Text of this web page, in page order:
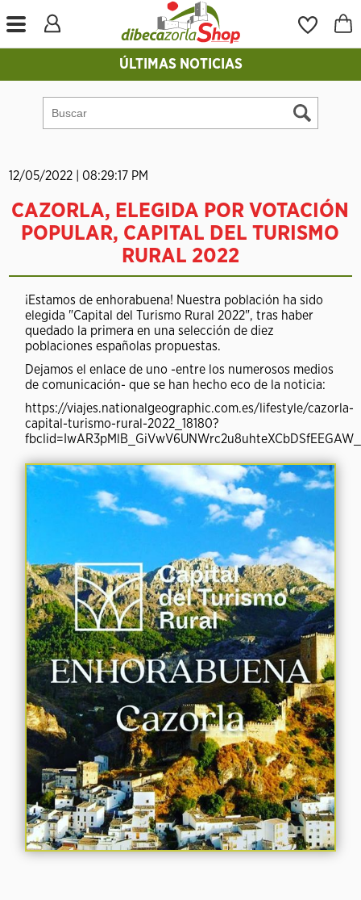
ÚLTIMAS NOTICIAS
12/05/2022 | 08:29:17 PM
CAZORLA, ELEGIDA POR VOTACIÓN
POPULAR, CAPITAL DEL TURISMO
RURAL 2022
¡Estamos de enhorabuena! Nuestra población ha sido
elegida "Capital del Turismo Rural 2022", tras haber
quedado la primera en una selección de diez
poblaciones españolas propuestas.
Dejamos el enlace de uno -entre los numerosos medios
de comunicación- que se han hecho eco de la noticia:
https://viajes.nationalgeographic.com.es/lifestyle/cazorla-
capital-turismo-rural-2022_18180?